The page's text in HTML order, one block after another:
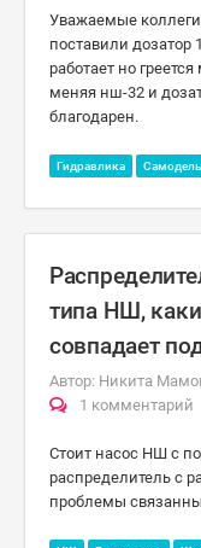
Уважаемые
поставили дозатор
работает но
меняя нш-32 и
благодарен.
Гидравлика
типа НШ,
совпадает
Автор: Никита
1 комментарий
Стоит насос НШ с
распределитель с
проблемы